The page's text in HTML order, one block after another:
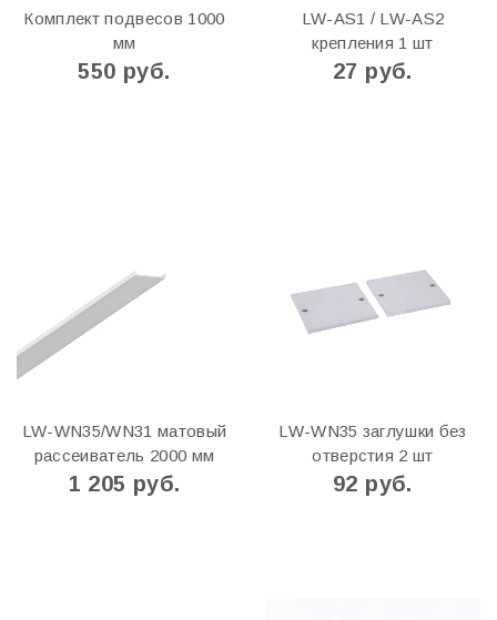
Комплект подвесов 1000
мм
550 руб.
LW-AS1 / LW-AS2
крепления 1 шт
27 руб.
LW-WN35/WN31 матовый
рассеиватель 2000 мм
1 205 руб.
LW-WN35 заглушки без
отверстия 2 шт
92 руб.